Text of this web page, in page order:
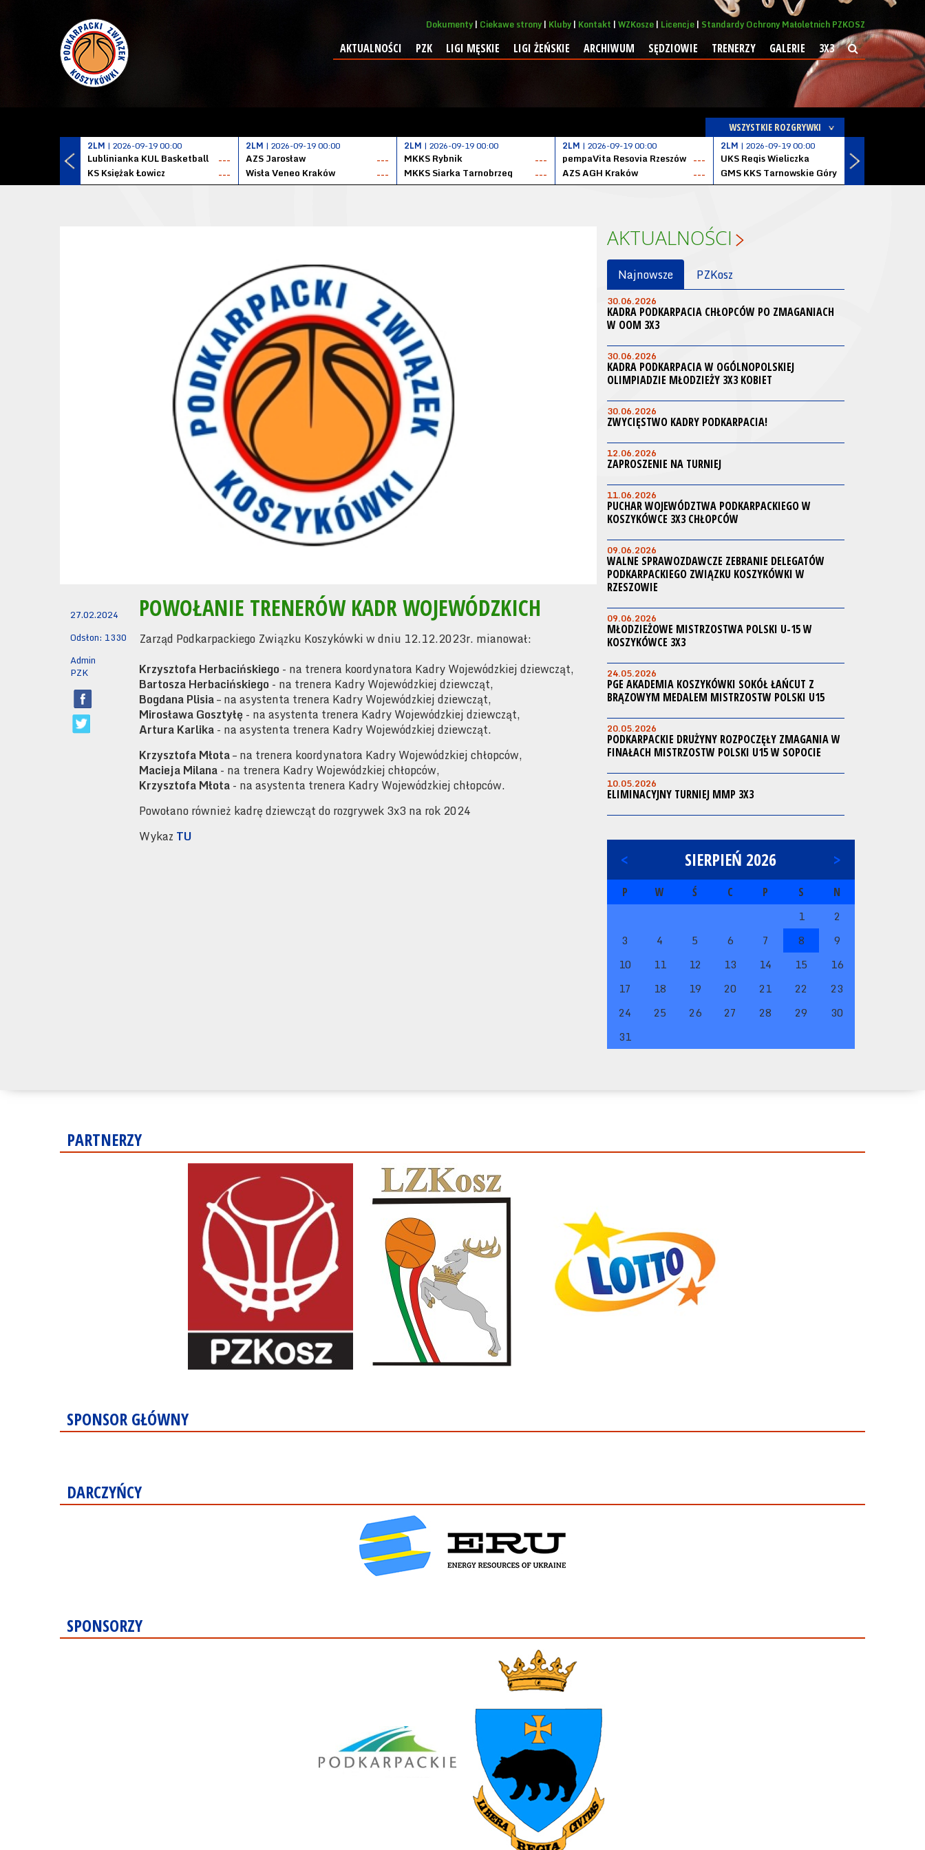
Dokumenty Ciekawe strony Kluby Kontakt WZKosze Licencje Standardy Ochrony Małoletnich PZKOSZ
AKTUALNOŚCI PZK LIGI MĘSKIE LIGI ŻEŃSKIE ARCHIWUM SĘDZIOWIE TRENERZY GALERIE 3X3
WSZYSTKIE ROZGRYWKI
2LM | 2026-09-19 00:00
Lublinianka KUL Basketball
---
KS Księżak Łowicz
---
2LM | 2026-09-19 00:00
AZS Jarosław
---
Wisła Veneo Kraków
---
2LM | 2026-09-19 00:00
MKKS Rybnik
---
MKKS Siarka Tarnobrzeg
---
2LM | 2026-09-19 00:00
pempaVita Resovia Rzeszów ---
AZS AGH Kraków
---
2LM | 2026-09-19 00:00
UKS Regis Wieliczka
---
GMS KKS Tarnowskie Góry
27.02.2024
Odsłon: 1330
Admin
PZK
POWOŁANIE TRENERÓW KADR WOJEWÓDZKICH
Zarząd Podkarpackiego Związku Koszykówki w dniu 12.12.2023r. mianował:
Krzysztofa Herbacińskiego- na trenera koordynatora Kadry Wojewódzkiej dziewcząt,
Bartosza Herbacińskiego- na trenera Kadry Wojewódzkiej dziewcząt,
Bogdana Plisia– na asystenta trenera Kadry Wojewódzkiej dziewcząt,
Mirosława Gosztyłę- na asystenta trenera Kadry Wojewódzkiej dziewcząt,
Artura Karlika- na asystenta trenera Kadry Wojewódzkiej dziewcząt.
Krzysztofa Młota– na trenera koordynatora Kadry Wojewódzkiej chłopców,
Macieja Milana- na trenera Kadry Wojewódzkiej chłopców,
Krzysztofa Młota- na asystenta trenera Kadry Wojewódzkiej chłopców.
Powołano również kadrę dziewcząt do rozgrywek 3x3 na rok 2024
Wykaz TU
AKTUALNOŚCI
Najnowsze PZKosz
30.06.2026
KADRA PODKARPACIA CHŁOPCÓW PO ZMAGANIACH
W OOM 3X3
30.06.2026
KADRA PODKARPACIA W OGÓLNOPOLSKIEJ
OLIMPIADZIE MŁODZIEŻY 3X3 KOBIET
30.06.2026
ZWYCIĘSTWO KADRY PODKARPACIA!
12.06.2026
ZAPROSZENIE NA TURNIEJ
11.06.2026
PUCHAR WOJEWÓDZTWA PODKARPACKIEGO W
KOSZYKÓWCE 3X3 CHŁOPCÓW
09.06.2026
WALNE SPRAWOZDAWCZE ZEBRANIE DELEGATÓW
PODKARPACKIEGO ZWIĄZKU KOSZYKÓWKI W
RZESZOWIE
09.06.2026
MŁODZIEŻOWE MISTRZOSTWA POLSKI U-15 W
KOSZYKÓWCE 3X3
24.05.2026
PGE AKADEMIA KOSZYKÓWKI SOKÓŁ ŁAŃCUT Z
BRĄZOWYM MEDALEM MISTRZOSTW POLSKI U15
20.05.2026
PODKARPACKIE DRUŻYNY ROZPOCZĘŁY ZMAGANIA W
FINAŁACH MISTRZOSTW POLSKI U15 W SOPOCIE
10.05.2026
ELIMINACYJNY TURNIEJ MMP 3X3
< SIERPIEŃ 2026 >
P W Ś C P S N
1
2
3
4 5 6 7 8
9
10
11 12 13 14 15
16
17
18 19 20 21 22
23
24
25 26 27 28 29
30
31
PARTNERZY
SPONSOR GŁÓWNY
DARCZYŃCY
SPONSORZY